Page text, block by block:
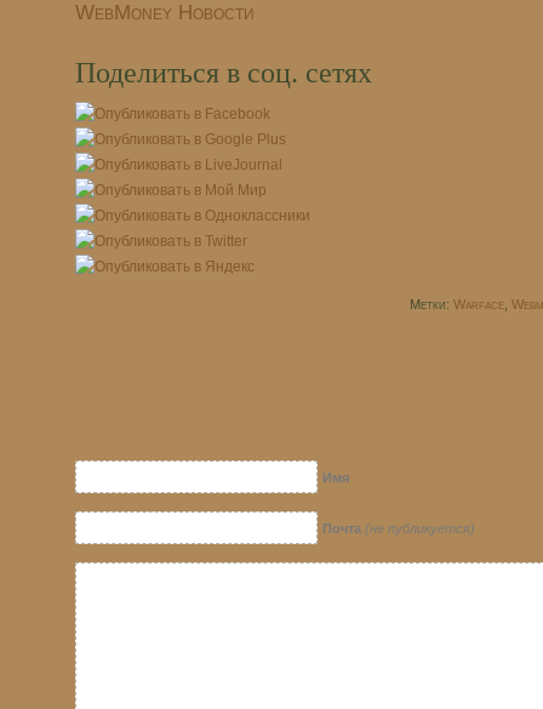
WebMoney Новости
Поделиться в соц. сетях
Метки: Warface,
Имя
Почта (не публикуется)